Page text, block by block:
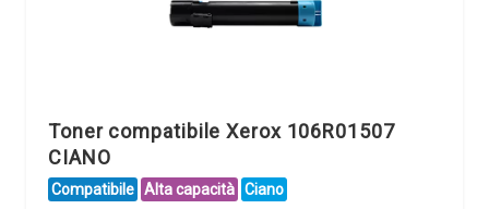
Toner compatibile Xerox 106R01507
CIANO
Compatibile Alta capacità Ciano